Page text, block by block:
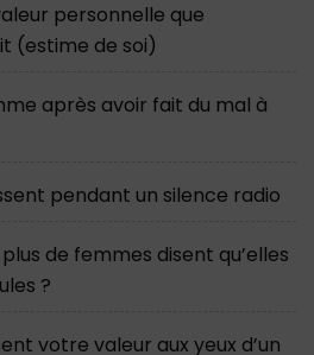
personnelle que
(estime de soi)
après avoir fait du mal à
pendant un silence radio
de femmes disent qu’elles
?
votre valeur aux yeux d’un